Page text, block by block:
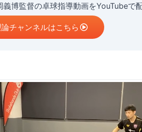
博監督の卓球指導動画をYouTubeで
チャンネルはこちら